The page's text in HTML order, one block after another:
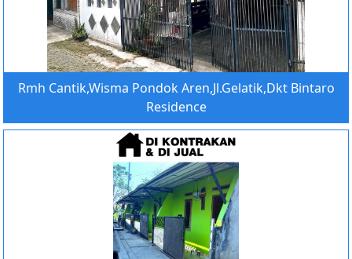
Rmh Cantik,Wisma Pondok Aren,Jl.Gelatik,Dkt Bintaro
Residence